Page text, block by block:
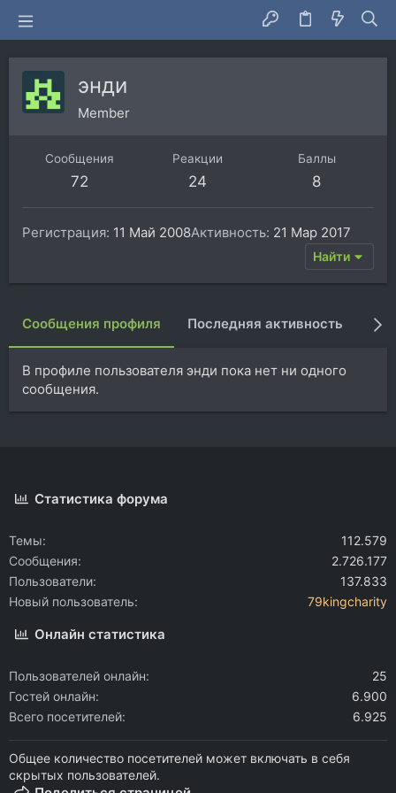
энди
Member
Сообщения
72
Реакции
24
Баллы
8
Регистрация 11 Май 2008Активность 21 Мар 2017
Найти
Сообщения профиля Последняя активность
В профиле пользователя энди пока нет ни одного
сообщения.
Статистика форума
Темы
112.579
Сообщения
2.726.177
Пользователи
137.833
Новый пользователь
79kingcharity
Онлайн статистика
Пользователей онлайн
25
Гостей онлайн
6.900
Всего посетителей
6.925
Общее количество посетителей может включать в себя
скрытых пользователей.